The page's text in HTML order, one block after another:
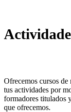
Ofrecemos cursos de
tus actividades por
formadores titulados
que ofrecemos.